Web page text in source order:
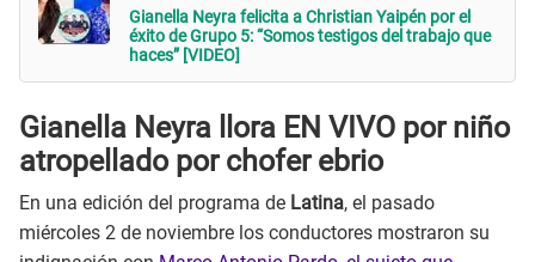
Gianella Neyra felicita a Christian Yaipén por el
éxito de Grupo 5: “Somos testigos del trabajo que
haces” [VIDEO]
Gianella Neyra llora EN VIVO por niño
atropellado por chofer ebrio
En una edición del programa de Latina, el pasado
miércoles 2 de noviembre los conductores mostraron su